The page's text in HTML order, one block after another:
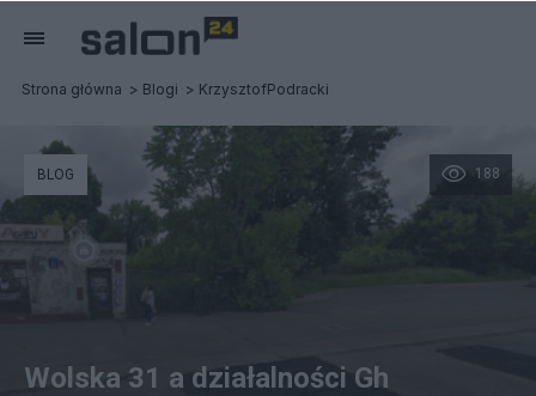
Strona główna Blogi KrzysztofPodracki
188
BLOG
Wolska 31 a działalności Gh